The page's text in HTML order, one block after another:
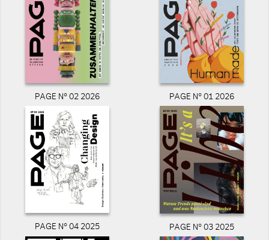
PAGE N° 02 2026 PAGE N° 01 2026
PAGE N° 04 2025 PAGE N° 03 2025